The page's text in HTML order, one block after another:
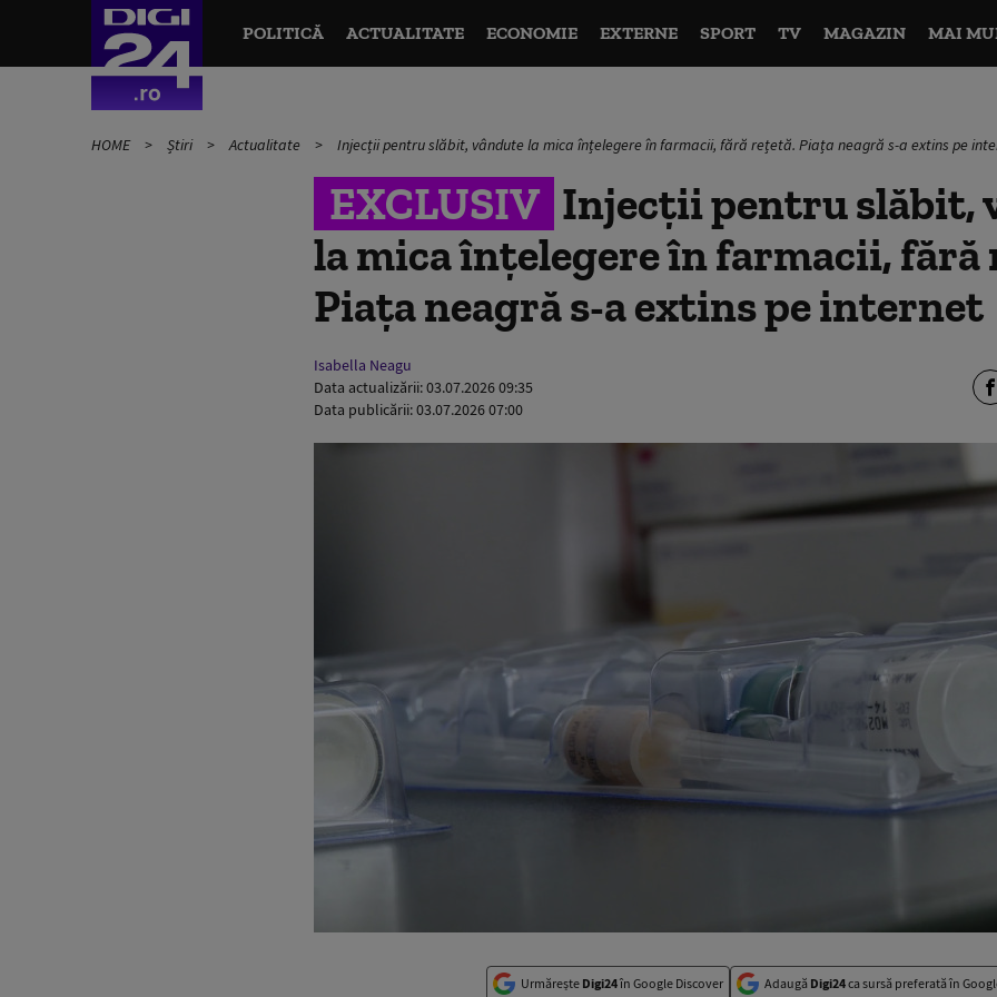
POLITICĂ ACTUALITATE ECONOMIE EXTERNE SPORT TV MAGAZIN MAI
HOME Știri Actualitate Injecții pentru slăbit, vândute la mica înțelegere în farmacii, fără rețetă. Piața neagră s-a extins pe
EXCLUSIV Injecții pentru slăbit,
la mica înțelegere în farmacii, fără
Piața neagră s-a extins pe internet
Isabella Neagu
Data actualizării:03.07.2026 09:35
Data publicării:03.07.2026 07:00
Urmărește Digi24în Google Discover Adaugă Digi24ca sursă preferată în